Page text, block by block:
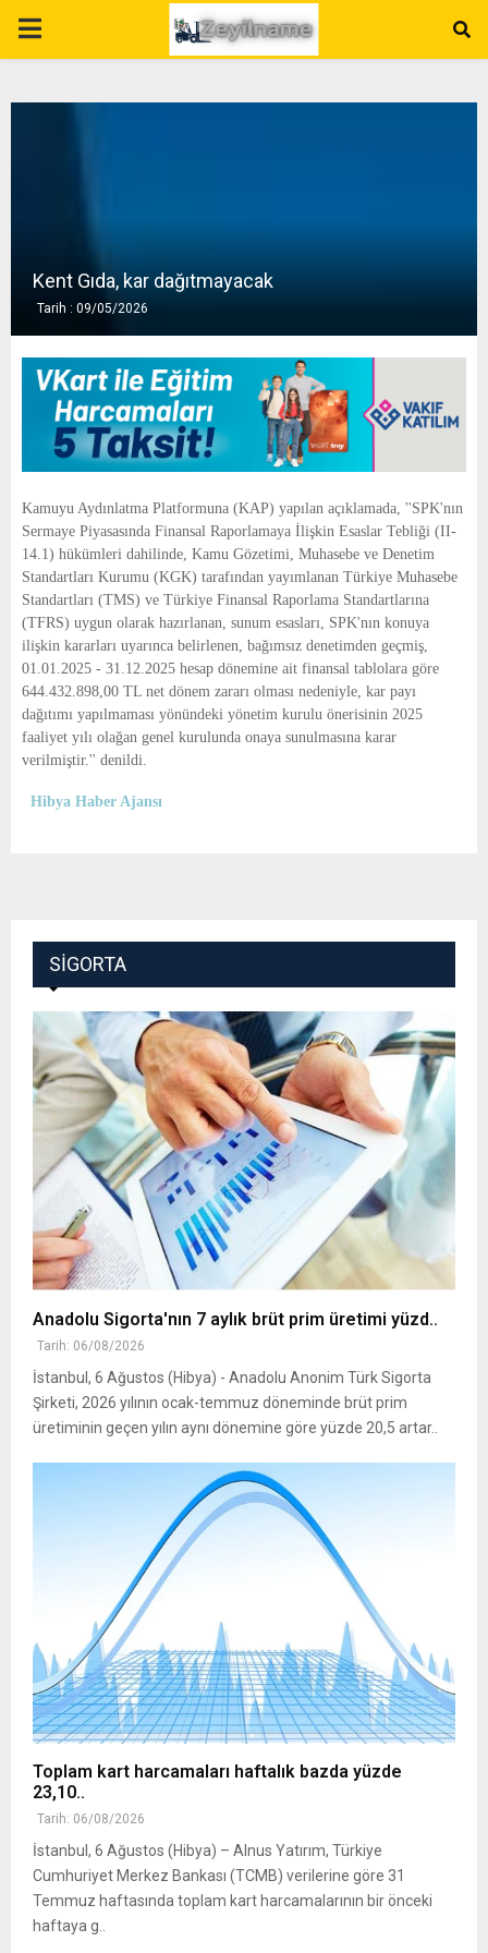
P
E
N
U
Kent Gıda, kar dağıtmayacak
Tarih : 09/05/2026
Kamuyu Aydınlatma Platformuna (KAP) yapılan açıklamada, ''SPK'nın
Sermaye Piyasasında Finansal Raporlamaya İlişkin Esaslar Tebliği (II-
14.1) hükümleri dahilinde, Kamu Gözetimi, Muhasebe ve Denetim
Standartları Kurumu (KGK) tarafından yayımlanan Türkiye Muhasebe
Standartları (TMS) ve Türkiye Finansal Raporlama Standartlarına
(TFRS) uygun olarak hazırlanan, sunum esasları, SPK'nın konuya
ilişkin kararları uyarınca belirlenen, bağımsız denetimden geçmiş,
01.01.2025 - 31.12.2025 hesap dönemine ait finansal tablolara göre
644.432.898,00 TL net dönem zararı olması nedeniyle, kar payı
dağıtımı yapılmaması yönündeki yönetim kurulu önerisinin 2025
faaliyet yılı olağan genel kurulunda onaya sunulmasına karar
verilmiştir.'' denildi.
Hibya Haber Ajansı
SIGORTA
Anadolu Sigorta'nın 7 aylık brüt prim üretimi yüzd..
Tarih: 06/08/2026
İstanbul, 6 Ağustos (Hibya) - Anadolu Anonim Türk Sigorta
Şirketi, 2026 yılının ocak-temmuz döneminde brüt prim
üretiminin geçen yılın aynı dönemine göre yüzde 20,5 artar..
Toplam kart harcamaları haftalık bazda yüzde
23,10..
Tarih: 06/08/2026
İstanbul, 6 Ağustos (Hibya) – Alnus Yatırım, Türkiye
Cumhuriyet Merkez Bankası (TCMB) verilerine göre 31
Temmuz haftasında toplam kart harcamalarının bir önceki
haftaya g..